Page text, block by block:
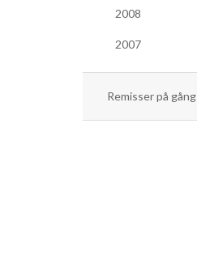
2008
2007
Remisser på gång